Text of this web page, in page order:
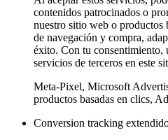
contenidos patrocinados o
nuestro sitio web o productos
de navegación y compra,
éxito. Con tu consentimiento,
servicios de terceros en este
Meta-Pixel, Microsoft
productos basadas en clics,
Conversion tracking